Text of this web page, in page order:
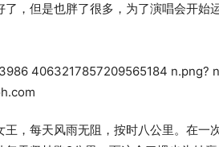
，但是也胖了很多，为了演唱会开始
，每天风雨无阻，按时八公里。在一